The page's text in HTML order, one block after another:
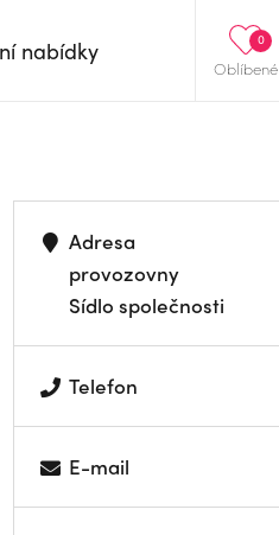
Oblíbené
0
nabídky
Adresa
provozovny
Sídlo společnosti
Telefon
E-mail